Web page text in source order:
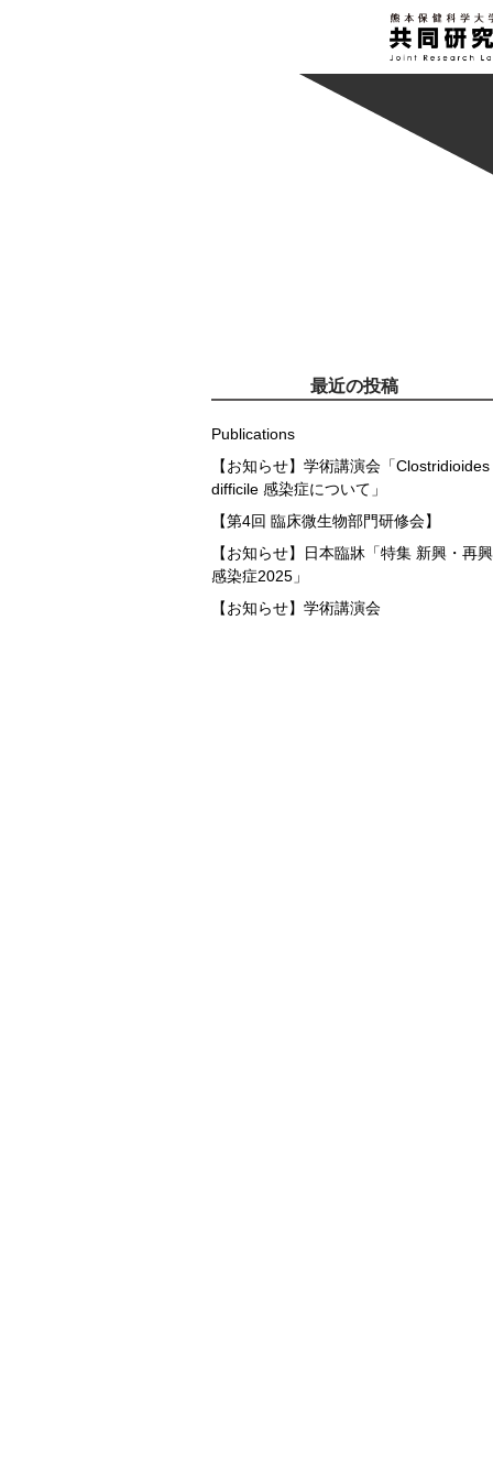
最近の投稿
Publications
【お知らせ】学術講演会「Clostridioides
difficile 感染症について」
【第4回 臨床微生物部門研修会】
【お知らせ】日本臨牀「特集 新興・再興
感染症2025」
【お知らせ】学術講演会